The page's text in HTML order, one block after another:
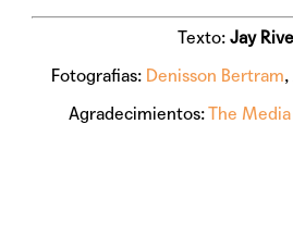
Texto:Jay
Fotografias: Denisson Bertram
Agradecimientos:The